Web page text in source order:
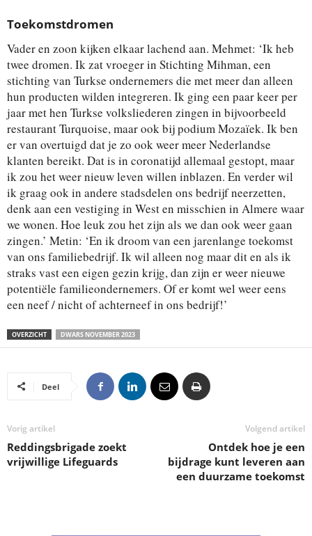
Toekomstdromen
Vader en zoon kijken elkaar lachend aan. Mehmet: ‘Ik heb
twee dromen. Ik zat vroeger in Stichting Mihman, een
stichting van Turkse ondernemers die met meer dan alleen
hun producten wilden integreren. Ik ging een paar keer per
jaar met hen Turkse volksliederen zingen in bijvoorbeeld
restaurant Turquoise, maar ook bij podium Mozaïek. Ik ben
er van overtuigd dat je zo ook weer meer Nederlandse
klanten bereikt. Dat is in coronatijd allemaal gestopt, maar
ik zou het weer nieuw leven willen inblazen. En verder wil
ik graag ook in andere stadsdelen ons bedrijf neerzetten,
denk aan een vestiging in West en misschien in Almere waar
we wonen. Hoe leuk zou het zijn als we dan ook weer gaan
zingen.’ Metin: ‘En ik droom van een jarenlange toekomst
van ons familiebedrijf. Ik wil alleen nog maar dit en als ik
straks vast een eigen gezin krijg, dan zijn er weer nieuwe
potentiële familieondernemers. Of er komt wel weer eens
een neef / nicht of achterneef in ons bedrijf!’
OVERZICHT DWARS NOVEMBER 2023
Deel
Vorig artikel
Reddingsbrigade zoekt
vrijwillige Lifeguards
Volgend artikel
Ontdek hoe je een
bijdrage kunt leveren aan
een duurzame toekomst